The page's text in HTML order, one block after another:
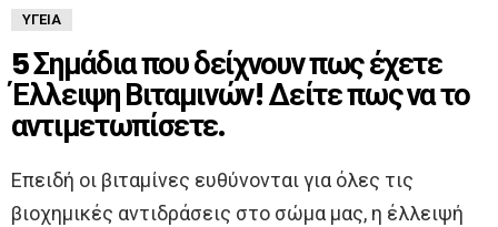
ΥΓΕΊΑ
5 Σημάδια που δείχνουν πως έχετε
Έλλειψη Βιταμινών! Δείτε πως να το
αντιμετωπίσετε.
Επειδή οι βιταμίνες ευθύνονται για όλες τις
βιοχημικές αντιδράσεις στο σώμα μας, η έλλειψή